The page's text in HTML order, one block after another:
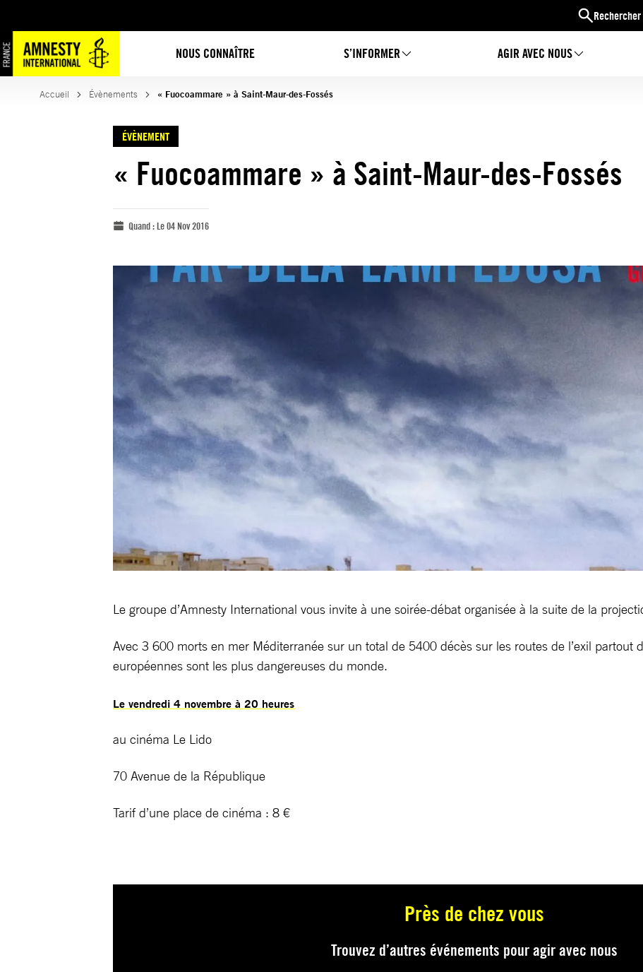
Rechercher
NOUS CONNAÎTRE S’INFORMER AGIR AVEC NOUS
Accueil Évènements « Fuocoammare » à Saint-Maur-des-Fossés
ÉVÈNEMENT
« Fuocoammare » à Saint-Maur-des-Fossés
Quand :Le 04 Nov 2016
Le groupe d’Amnesty International vous invite à une soirée-débat organisée à la suite de la
Avec 3 600 morts en mer Méditerranée sur un total de 5400 décès sur les routes de l’exil partout
européennes sont les plus dangereuses du monde.
Le vendredi 4 novembre à 20 heures
au cinéma Le Lido
70 Avenue de la République
Tarif d’une place de cinéma : 8 €
Près de chez vous
Trouvez d’autres événements pour agir avec nous